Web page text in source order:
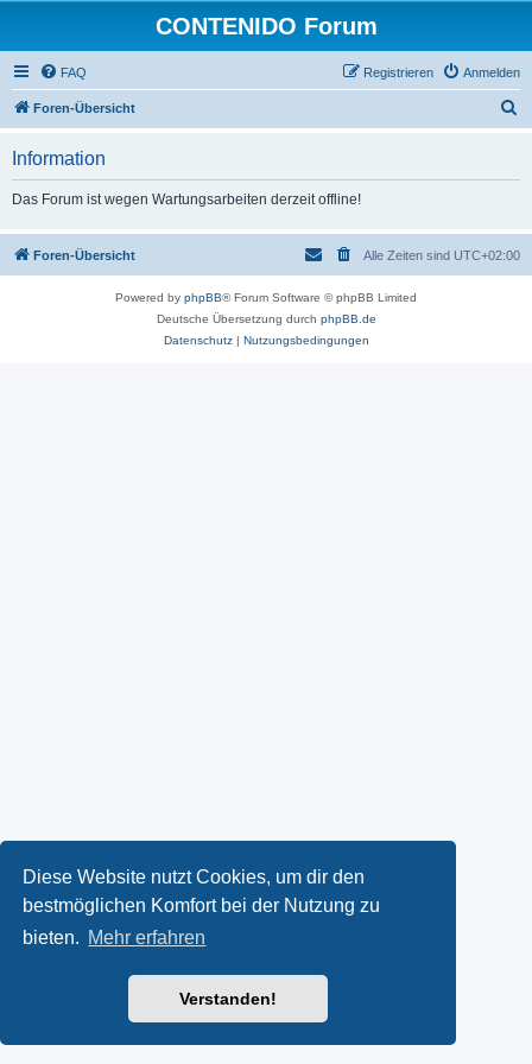
Diese Website nutzt Cookies, um dir den
bestmöglichen Komfort bei der Nutzung zu
bieten. Mehr erfahren
Verstanden!
CONTENIDO Forum
FAQ Anmelden
Registrieren
Foren-Übersicht
Information
Das Forum ist wegen Wartungsarbeiten derzeit offline!
Foren-Übersicht Alle Zeiten sind UTC+02:00
Powered by phpBB® Forum Software © phpBB Limited
Deutsche Übersetzung durch phpBB.de
Datenschutz| Nutzungsbedingungen